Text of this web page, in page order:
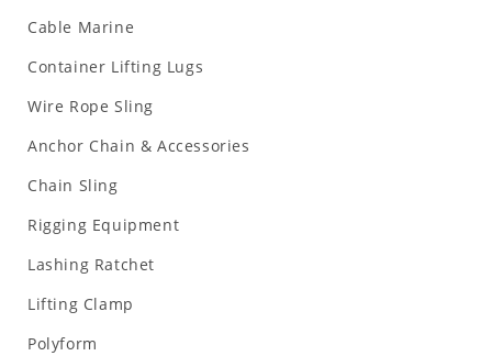
Cable Marine
Container Lifting Lugs
Wire Rope Sling
Anchor Chain & Accessories
Chain Sling
Rigging Equipment
Lashing Ratchet
Lifting Clamp
Polyform